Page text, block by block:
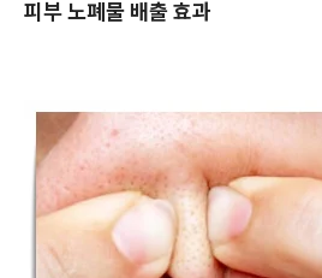
피부 노폐물 배출 효과